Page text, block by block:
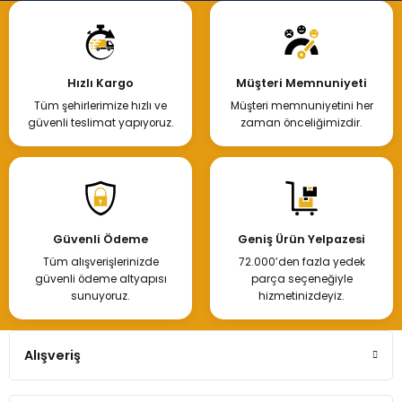
Hızlı Kargo
Tüm şehirlerimize hızlı ve
güvenli teslimat yapıyoruz.
Müşteri Memnuniyeti
Müşteri memnuniyetini her
zaman önceliğimizdir.
Güvenli Ödeme
Tüm alışverişlerinizde
güvenli ödeme altyapısı
sunuyoruz.
Geniş Ürün Yelpazesi
72.000’den fazla yedek
parça seçeneğiyle
hizmetinizdeyiz.
Alışveriş